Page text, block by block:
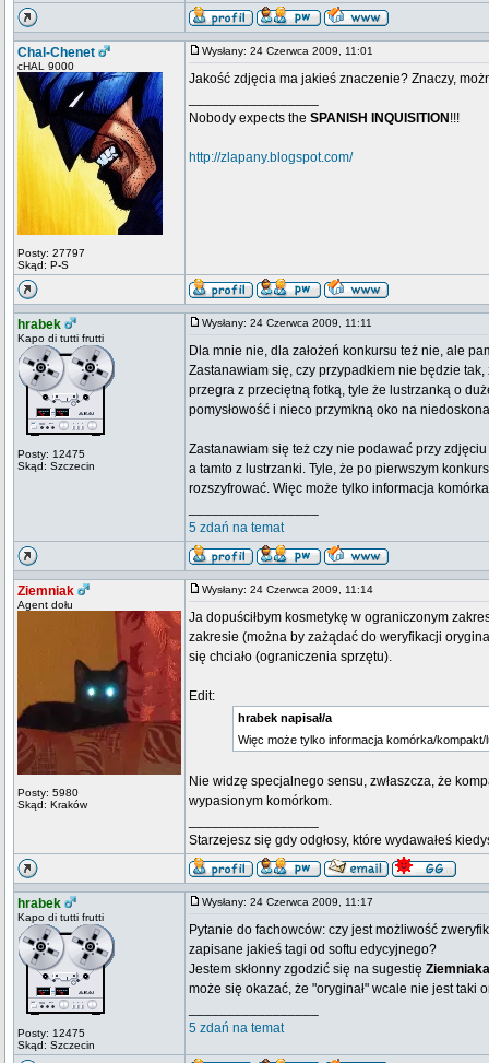
Chal-Chenet
cHAL 9000
Posty: 27797
Skąd: P-S
Wysłany: 24 Czerwca 2009, 11:01
Jakość zdjęcia ma jakieś znaczenie? Znaczy,
Nobody expects the SPANISH INQUISITION !!!
http://zlapany.blogspot.com/
hrabek
Kapo di tutti frutti
Posty: 12475
Skąd: Szczecin
Wysłany: 24 Czerwca 2009, 11:11
Dla mnie nie, dla założeń konkursu też nie, ale
Zastanawiam się, czy przypadkiem nie będzie
przegra z przeciętną fotką, tyle że lustrzanką o
pomysłowość i nieco przymkną oko na
Zastanawiam się też czy nie podawać przy
a tamto z lustrzanki. Tyle, że po pierwszym
rozszyfrować. Więc może tylko informacja
5 zdań na temat
Ziemniak
Agent dołu
Posty: 5980
Skąd: Kraków
Wysłany: 24 Czerwca 2009, 11:14
Ja dopuściłbym kosmetykę w ograniczonym
zakresie (można by zażądać do weryfikacji
się chciało (ograniczenia sprzętu).
Edit:
hrabek napisał/a
Więc może tylko informacja komórka/
Nie widzę specjalnego sensu, zwłaszcza, że
wypasionym komórkom.
Starzejesz się gdy odgłosy, które wydawałeś
hrabek
Kapo di tutti frutti
Posty: 12475
Skąd: Szczecin
Wysłany: 24 Czerwca 2009, 11:17
Pytanie do fachowców: czy jest możliwość
zapisane jakieś tagi od softu edycyjnego?
Jestem skłonny zgodzić się na sugestię Ziemniaka
może się okazać, że "oryginał" wcale nie jest taki
5 zdań na temat